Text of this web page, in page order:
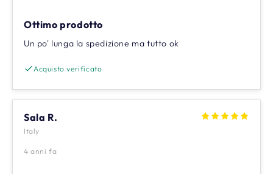
Ottimo prodotto
Un po' lunga la spedizione ma tutto ok
Acquisto verificato
Sala R.
Italy
4 anni fa